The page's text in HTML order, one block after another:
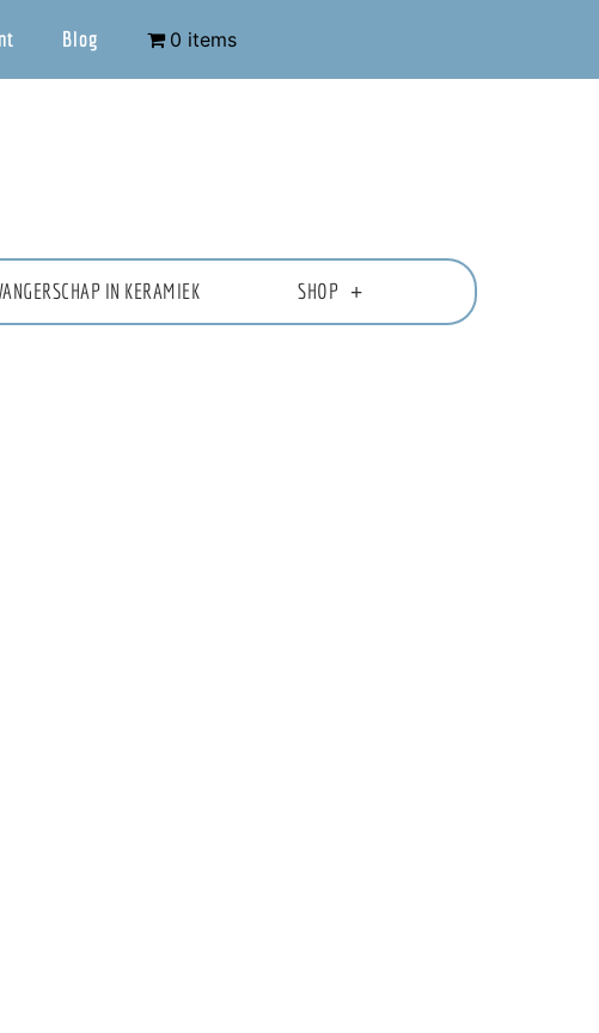
Blog 0 items
IN KERAMIEK SHOP